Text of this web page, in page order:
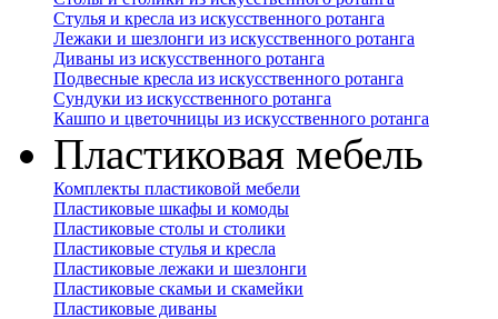
Стулья и кресла из искусственного ротанга
Лежаки и шезлонги из искусственного ротанга
Диваны из искусственного ротанга
Подвесные кресла из искусственного ротанга
Сундуки из искусственного ротанга
Кашпо и цветочницы из искусственного ротанга
Пластиковая мебель
Комплекты пластиковой мебели
Пластиковые шкафы и комоды
Пластиковые столы и столики
Пластиковые стулья и кресла
Пластиковые лежаки и шезлонги
Пластиковые скамьи и скамейки
Пластиковые диваны